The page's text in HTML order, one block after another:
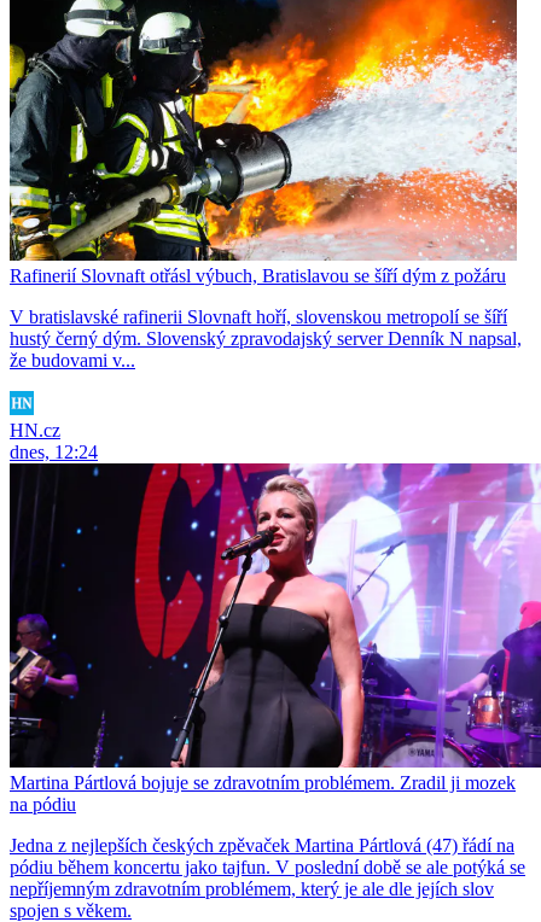
Rafinerií Slovnaft otřásl výbuch, Bratislavou se šíří dým z požáru
V bratislavské rafinerii Slovnaft hoří, slovenskou metropolí se šíří
hustý černý dým. Slovenský zpravodajský server Denník N napsal,
že budovami v...
HN.cz
dnes, 12:24
Martina Pártlová bojuje se zdravotním problémem. Zradil ji mozek
na pódiu
Jedna z nejlepších českých zpěvaček Martina Pártlová (47) řádí na
pódiu během koncertu jako tajfun. V poslední době se ale potýká se
nepříjemným zdravotním problémem, který je ale dle jejích slov
spojen s věkem.